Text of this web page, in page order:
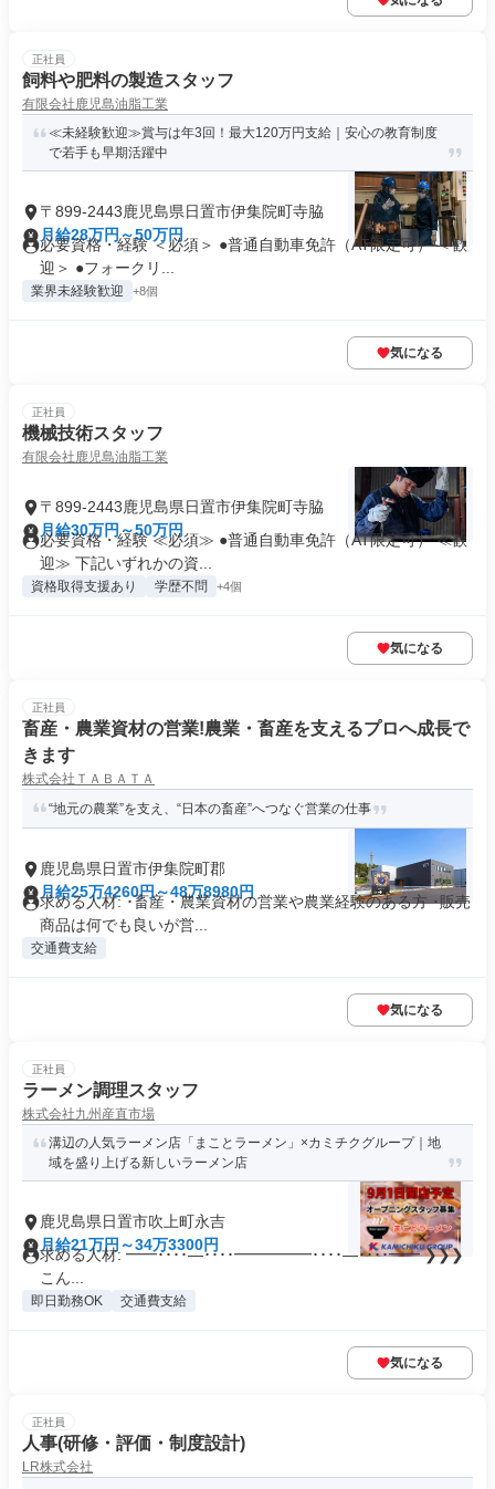
正社員
飼料や肥料の製造スタッフ
有限会社鹿児島油脂工業
≪未経験歓迎≫賞与は年3回！最大120万円支給｜安心の教育制度
で若手も早期活躍中
〒899-2443鹿児島県日置市伊集院町寺脇
月給28万円～50万円
必要資格・経験 ＜必須＞ ●普通自動車免許（AT限定可） ＜歓
迎＞ ●フォークリ...
業界未経験歓迎 +8個
気になる
正社員
機械技術スタッフ
有限会社鹿児島油脂工業
〒899-2443鹿児島県日置市伊集院町寺脇
月給30万円～50万円
必要資格・経験 ≪必須≫ ●普通自動車免許（AT限定可） ≪歓
迎≫ 下記いずれかの資...
資格取得支援あり 学歴不問 +4個
気になる
正社員
畜産・農業資材の営業!農業・畜産を支えるプロへ成長で
きます
株式会社ＴＡＢＡＴＡ
“地元の農業”を支え、“日本の畜産”へつなぐ営業の仕事
鹿児島県日置市伊集院町郡
月給25万4260円～48万8980円
求める人材: ･畜産・農業資材の営業や農業経験のある方 ･販売
商品は何でも良いが営...
交通費支給
気になる
正社員
ラーメン調理スタッフ
株式会社九州産直市場
溝辺の人気ラーメン店「まことラーメン」×カミチクグループ｜地
域を盛り上げる新しいラーメン店
鹿児島県日置市吹上町永吉
月給21万円～34万3300円
求める人材: ━━････―････━━━━━････―････━━ ❯❯❯
こん...
即日勤務OK 交通費支給
気になる
正社員
人事(研修・評価・制度設計)
LR株式会社